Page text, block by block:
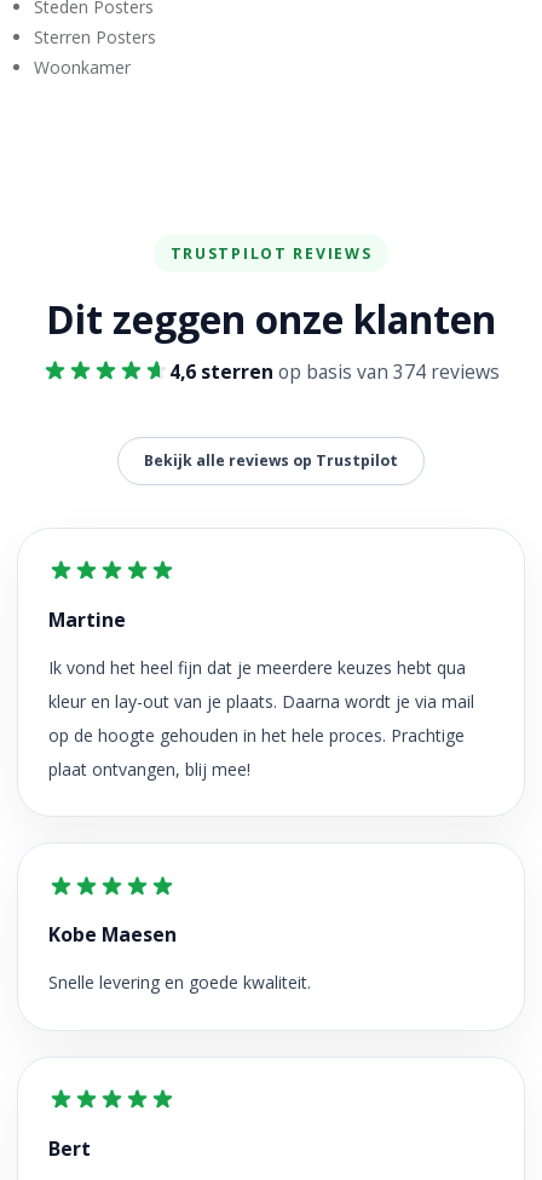
Steden Posters
Sterren Posters
Woonkamer
TRUSTPILOT REVIEWS
Dit zeggen onze klanten
4,6 sterren op basis van 374 reviews
Bekijk alle reviews op Trustpilot
Martine
Ik vond het heel fijn dat je meerdere keuzes hebt qua
kleur en lay-out van je plaats. Daarna wordt je via mail
op de hoogte gehouden in het hele proces. Prachtige
plaat ontvangen, blij mee!
Kobe Maesen
Snelle levering en goede kwaliteit.
Bert